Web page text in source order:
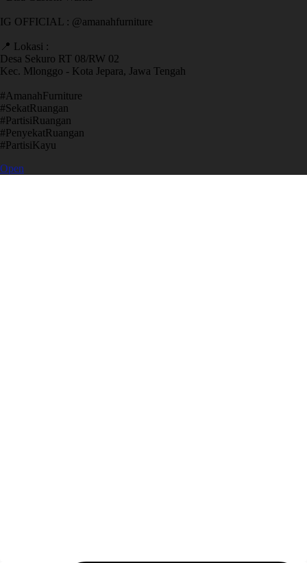
IG OFFICIAL : @amanahfurniture
📍 Lokasi :
Desa Sekuro RT 08/RW 02
Kec. Mlonggo - Kota Jepara, Jawa Tengah
​#AmanahFurniture
​#SekatRuangan
​#PartisiRuangan
​#PenyekatRuangan
​#PartisiKayu
Open